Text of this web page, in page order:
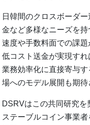
日韓間のクロスボーダ
金など多様なニーズを
速度や手数料面での課
低コスト送金が実現す
業務効率化に直接寄与
場へのモデル展開も期待
DSRVはこの共同研究
ステーブルコイン事業